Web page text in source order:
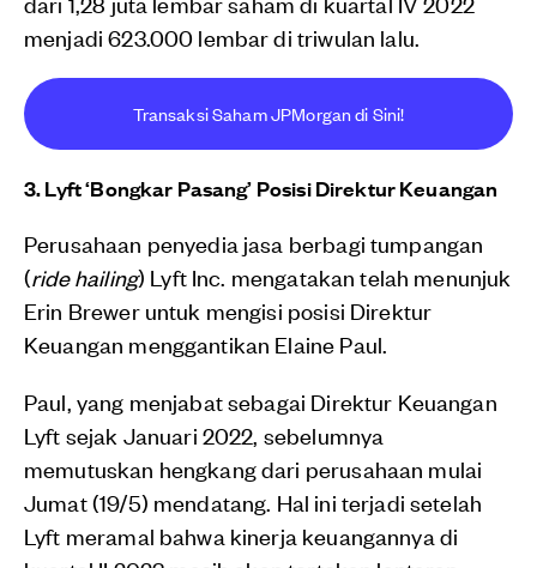
menjadi 623.000 lembar di triwulan lalu.
Transaksi Saham JPMorgan di Sini!
3. Lyft ‘Bongkar Pasang’ Posisi Direktur Keuangan
Perusahaan penyedia jasa berbagi tumpangan
(ride hailing) Lyft Inc. mengatakan telah menunjuk
Erin Brewer untuk mengisi posisi Direktur
Keuangan menggantikan Elaine Paul.
Paul, yang menjabat sebagai Direktur Keuangan
Lyft sejak Januari 2022, sebelumnya
memutuskan hengkang dari perusahaan mulai
Jumat (19/5) mendatang. Hal ini terjadi setelah
Lyft meramal bahwa kinerja keuangannya di